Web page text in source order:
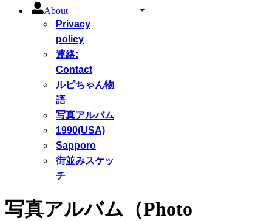
About
Privacy
policy
連絡:
Contact
ルピちゃん物
語
写真アルバム
1990(USA)
Sapporo
街並みスケッ
チ
写真アルバム（Photo